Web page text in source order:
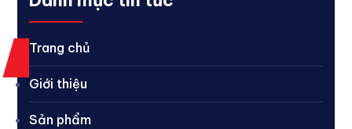
Trang chủ
Giới thiệu
Sản phẩm